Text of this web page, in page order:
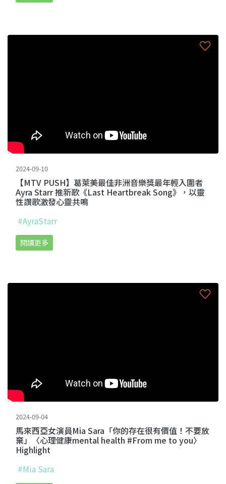
2024-09-10
【MTV PUSH】葛萊美最佳非洲音樂獎最年輕入圍者
Ayra Starr 推新歌《Last Heartbreak Song》，以靈
性讚歌激發心靈共鳴
#AyraStarr
閱讀更多
2024-09-04
馬來西亞女演員Mia Sara「你的存在很有價值！不要放
棄」〈心理健康mental health #From me to you〉
Highlight
#Mia Sara